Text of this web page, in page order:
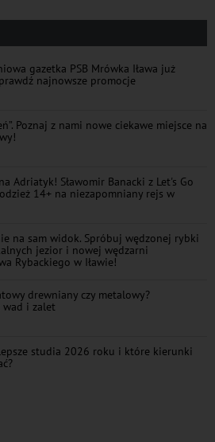
gazetka PSB Mrówka Iława już
najnowsze promocje
Poznaj z nami nowe ciekawe miejsce na
Adriatyk! Sławomir Banacki z Let's Go
14+ na niezapomniany rejs w
na sam widok. Spróbuj wędzonej rybki
jezior i nowej wędzarni
Rybackiego w Iławie!
drewniany czy metalowy?
wad i zalet
studia 2026 roku i które kierunki